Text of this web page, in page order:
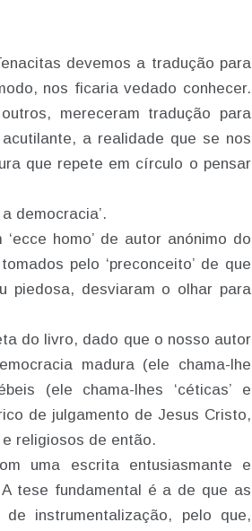
devemos a tradução para
nos ficaria vedado conhecer.
mereceram tradução para
a realidade que se nos
que repete em círculo o pensar
democracia’.
homo’ de autor anónimo do
pelo ‘preconceito’ de que
piedosa, desviaram o olhar para
do livro, dado que o nosso autor
madura (ele chama-lhe
(ele chama-lhes ‘céticas’ e
de julgamento de Jesus Cristo,
religiosos de então.
uma escrita entusiasmante e
tese fundamental é a de que as
instrumentalização, pelo que,